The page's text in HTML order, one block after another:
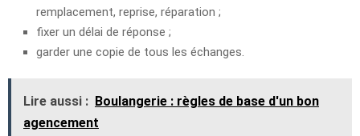
remplacement, reprise, réparation ;
fixer un délai de réponse ;
garder une copie de tous les échanges.
Lire aussi : Boulangerie : règles de base d'un bon
agencement